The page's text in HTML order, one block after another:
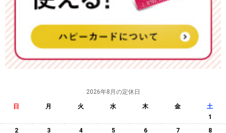
2026年8月の定休日
日 月 火 水 木 金
土
1
2
3 4 5 6 7
8